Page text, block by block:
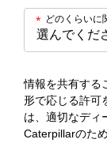
どのくらいに
*
情報を共有する
形で応じる許可
は、適切なディ
Caterpillarのた